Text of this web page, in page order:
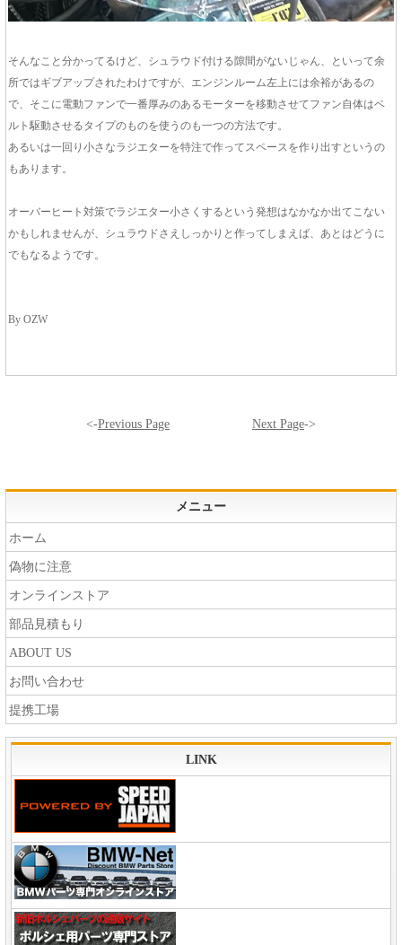
そんなこと分かってるけど、シュラウド付ける隙間がないじゃん、といって余
所ではギブアップされたわけですが、エンジンルーム左上には余裕があるの
で、そこに電動ファンで一番厚みのあるモーターを移動させてファン自体はベ
ルト駆動させるタイプのものを使うのも一つの方法です。
あるいは一回り小さなラジエターを特注で作ってスペースを作り出すというの
もあります。
オーバーヒート対策でラジエター小さくするという発想はなかなか出てこない
かもしれませんが、シュラウドさえしっかりと作ってしまえば、あとはどうに
でもなるようです。
By OZW
<-Previous Page Next Page->
メニュー
ホーム
偽物に注意
オンラインストア
部品見積もり
ABOUT US
お問い合わせ
提携工場
LINK